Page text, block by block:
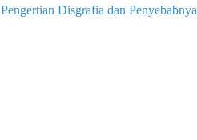
Pengertian Disgrafia dan Penyebabnya